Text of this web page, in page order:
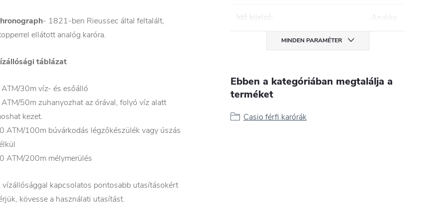
- 1821-ben Rieussec által feltalált,
ellátott analóg karóra.
táblázat
30m víz- és esőálló
50m zuhanyozhat az órával, folyó víz alatt
kezet.
ATM/100m búvárkodás légzőkészülék vagy úszás
ATM/200m mélymerülés
vízállósággal kapcsolatos pontosabb utasításokért
kövesse a használati utasítást.
Idő kijelző: Analóg
MINDEN PARAMÉTER
Ebben a kategóriában megtalálja a
terméket
Casio férfi karórák